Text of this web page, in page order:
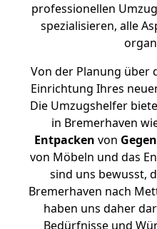
professionellen
spezialisieren, alle
Von der Planung über
Einrichtung Ihres
Die Umzugshelfer
in Bremerhaven
Entpacken von
von Möbeln und das
sind uns bewusst,
Bremerhaven nach
haben uns daher
Bedürfnisse und